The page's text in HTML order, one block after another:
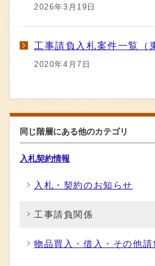
2026年3月19日
工事請負入札案件一覧（
2020年4月7日
同じ階層にある他のカテゴリ
入札契約情報
入札・契約のお知らせ
工事請負関係
物品買入・借入・その他請